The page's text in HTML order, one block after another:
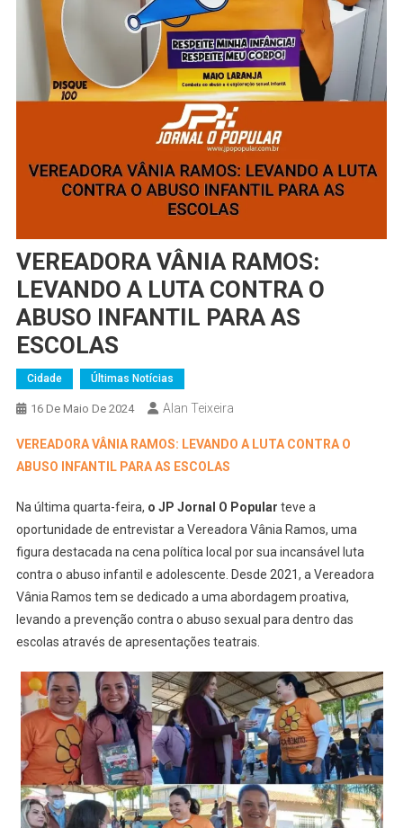
VEREADORA VÂNIA RAMOS:
LEVANDO A LUTA CONTRA O
ABUSO INFANTIL PARA AS
ESCOLAS
Cidade Últimas Notícias
16 De Maio De 2024 Alan Teixeira
VEREADORA VÂNIA RAMOS: LEVANDO A LUTA CONTRA O
ABUSO INFANTIL PARA AS ESCOLAS
Na última quarta-feira, o JP Jornal O Popular teve a
oportunidade de entrevistar a Vereadora Vânia Ramos, uma
figura destacada na cena política local por sua incansável luta
contra o abuso infantil e adolescente. Desde 2021, a Vereadora
Vânia Ramos tem se dedicado a uma abordagem proativa,
levando a prevenção contra o abuso sexual para dentro das
escolas através de apresentações teatrais.